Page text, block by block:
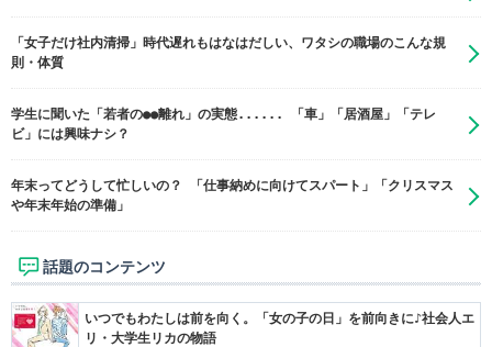
「女子だけ社内清掃」時代遅れもはなはだしい、ワタシの職場のこんな規
則・体質
学生に聞いた「若者の●●離れ」の実態...... 「車」「居酒屋」「テレ
ビ」には興味ナシ？
年末ってどうして忙しいの？ 「仕事納めに向けてスパート」「クリスマス
や年末年始の準備」
話題のコンテンツ
いつでもわたしは前を向く。「女の子の日」を前向きに♪社会人エ
リ・大学生リカの物語